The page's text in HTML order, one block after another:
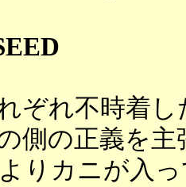
ぞれ不時着
側の正義を主
りカニが入